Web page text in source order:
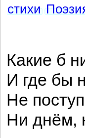
стихи
Какие б
И где бы
Не
Ни днём,